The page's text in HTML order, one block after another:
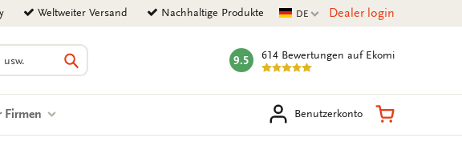
Weltweiter Versand Nachhaltige Produkte Aktuelle Sprache
DE Dealer login
Suchen
mark:
9.5 614 Bewertungen auf Ekomi
Firmen Benutzerkonto Warenkorb